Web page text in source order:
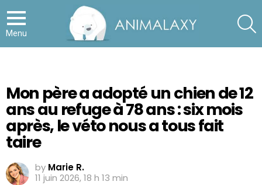
Menu
Mon père a adopté un chien de 12
ans au refuge à 78 ans : six mois
après, le véto nous a tous fait
taire
by Marie R.
11 juin 2026, 18 h 13 min